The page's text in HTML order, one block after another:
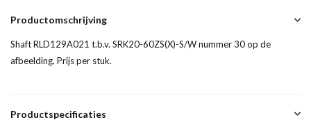
Productomschrijving
Shaft RLD129A021 t.b.v. SRK20-60ZS(X)-S/W nummer 30 op de
afbeelding. Prijs per stuk.
Productspecificaties